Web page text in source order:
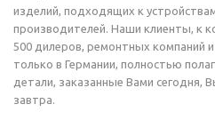
изделий, подходящих к
производителей. Наши клиенты, к
500 дилеров, ремонтных компаний
только в Германии, полностью
детали, заказанные Вами сегодня,
завтра.